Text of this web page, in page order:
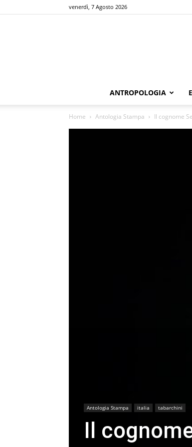
venerdì, 7 Agosto 2026
ANTROPOLOGIA
Home Antologia Stampa Il cognome
Antologia Stampa italia tabarchini
Il